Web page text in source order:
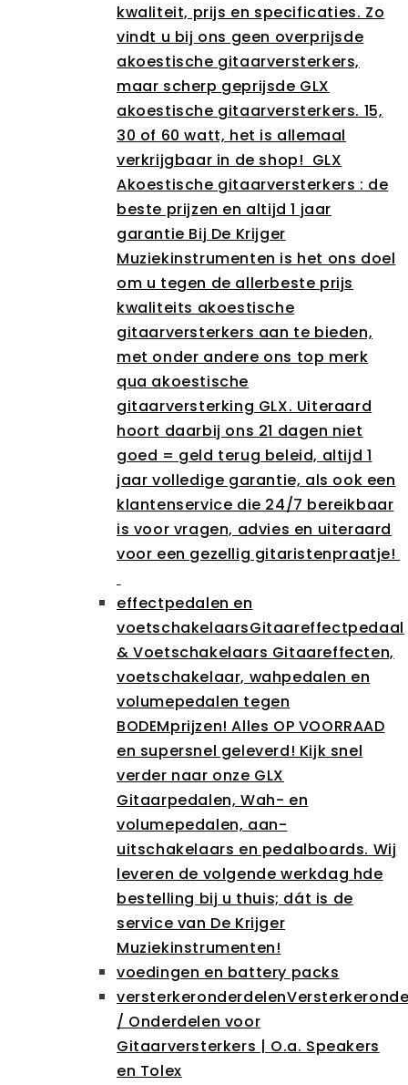
kwaliteit, prijs en specificaties. Zo
vindt u bij ons geen overprijsde
akoestische gitaarversterkers,
maar scherp geprijsde GLX
akoestische gitaarversterkers. 15,
30 of 60 watt, het is allemaal
verkrijgbaar in de shop! GLX
Akoestische gitaarversterkers : de
beste prijzen en altijd 1 jaar
garantie Bij De Krijger
Muziekinstrumenten is het ons doel
om u tegen de allerbeste prijs
kwaliteits akoestische
gitaarversterkers aan te bieden,
met onder andere ons top merk
qua akoestische
gitaarversterking GLX. Uiteraard
hoort daarbij ons 21 dagen niet
goed = geld terug beleid, altijd 1
jaar volledige garantie, als ook een
klantenservice die 24/7 bereikbaar
is voor vragen, advies en uiteraard
voor een gezellig gitaristenpraatje!
effectpedalen en
voetschakelaarsGitaareffectpedaal
& Voetschakelaars Gitaareffecten,
voetschakelaar, wahpedalen en
volumepedalen tegen
BODEMprijzen! Alles OP VOORRAAD
en supersnel geleverd! Kijk snel
verder naar onze GLX
Gitaarpedalen, Wah- en
volumepedalen, aan-
uitschakelaars en pedalboards. Wij
leveren de volgende werkdag hde
bestelling bij u thuis; dát is de
service van De Krijger
Muziekinstrumenten!
voedingen en battery packs
versterkeronderdelen
/ Onderdelen voor
Gitaarversterkers | O.a. Speakers
en Tolex